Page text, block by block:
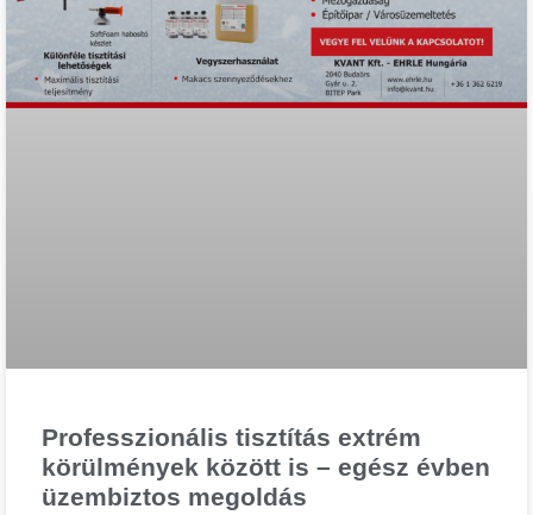
Professzionális tisztítás extrém
körülmények között is – egész évben
üzembiztos megoldás